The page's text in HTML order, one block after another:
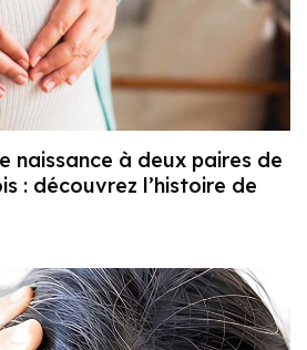
naissance à deux paires de
: découvrez l’histoire de